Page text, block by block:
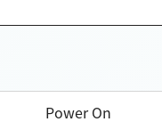
Power On